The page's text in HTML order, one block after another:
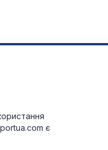
є